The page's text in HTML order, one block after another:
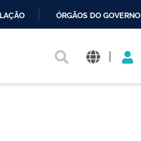
ÓRGÃOS DO GOVERNO
|